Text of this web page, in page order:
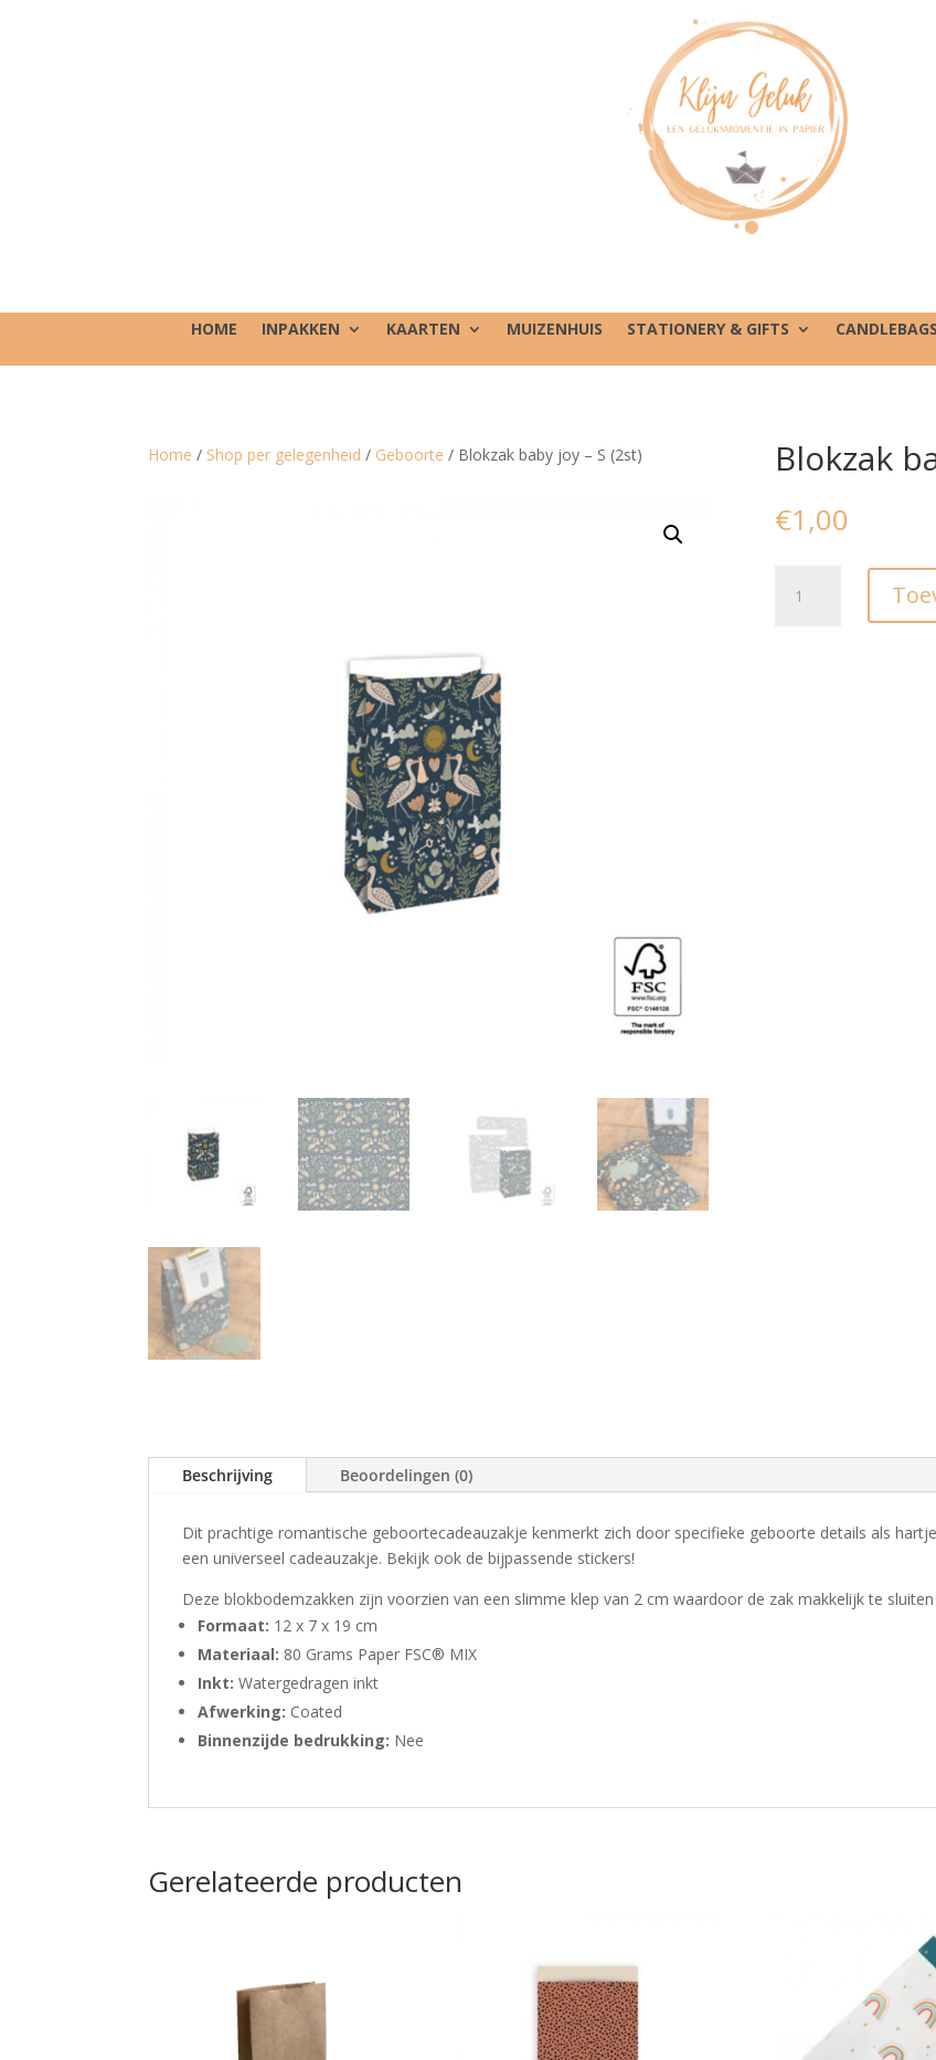
HOME INPAKKEN KAARTEN MUIZENHUIS STATIONERY & GIFTS CANDLEBAGS
Home / Shop per gelegenheid / Geboorte / Blokzak baby joy – S (2st) Blokzak
€1,00
baby
Beschrijving Beoordelingen (0)
Dit prachtige romantische geboortecadeauzakje kenmerkt zich door specifieke geboorte details als
een universeel cadeauzakje. Bekijk ook de bijpassende stickers!
Deze blokbodemzakken zijn voorzien van een slimme klep van 2 cm waardoor de zak makkelijk te
Formaat: 12 x 7 x 19 cm
Materiaal: 80 Grams Paper FSC® MIX
Inkt: Watergedragen inkt
Afwerking: Coated
Binnenzijde bedrukking: Nee
Gerelateerde producten